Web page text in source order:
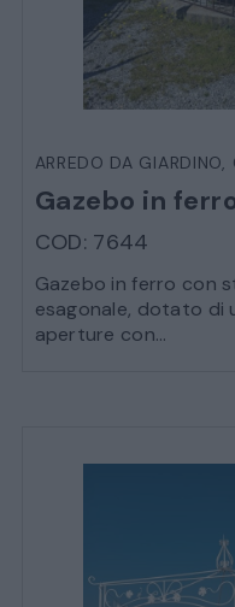
ARREDO DA GIARDINO,
Gazebo in
COD: 7644
Gazebo in ferro con
esagonale, dotato di
aperture con...